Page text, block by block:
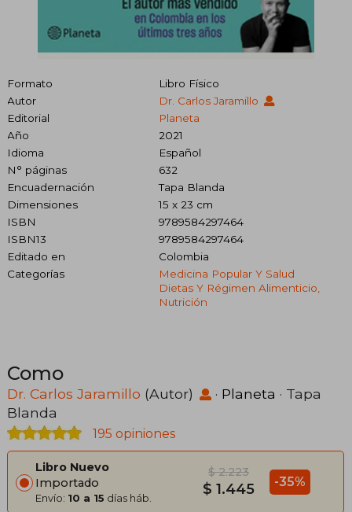
Formato
Libro Físico
Autor
Dr. Carlos Jaramillo
Editorial
Planeta
Año
2021
Idioma
Español
N° páginas
632
Encuadernación
Tapa Blanda
Dimensiones
15 x 23 cm
ISBN
9789584297464
ISBN13
9789584297464
Editado en
Colombia
Categorías
Medicina Popular Y Salud
Dietas Y Régimen Alimenticio,
Nutrición
Como
Dr. Carlos Jaramillo (Autor) · Planeta · Tapa
Blanda
195 opiniones
Libro Nuevo
Importado
Envío: 10 a 15 días háb.
$ 2.223
$ 1.445 -35%